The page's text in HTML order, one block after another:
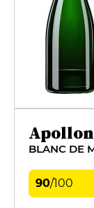
BLANC DE
90/100